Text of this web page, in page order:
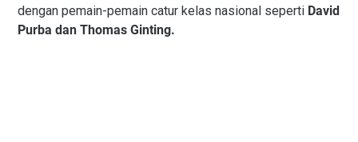
dengan pemain-pemain catur kelas nasional seperti David
Purba dan Thomas Ginting.